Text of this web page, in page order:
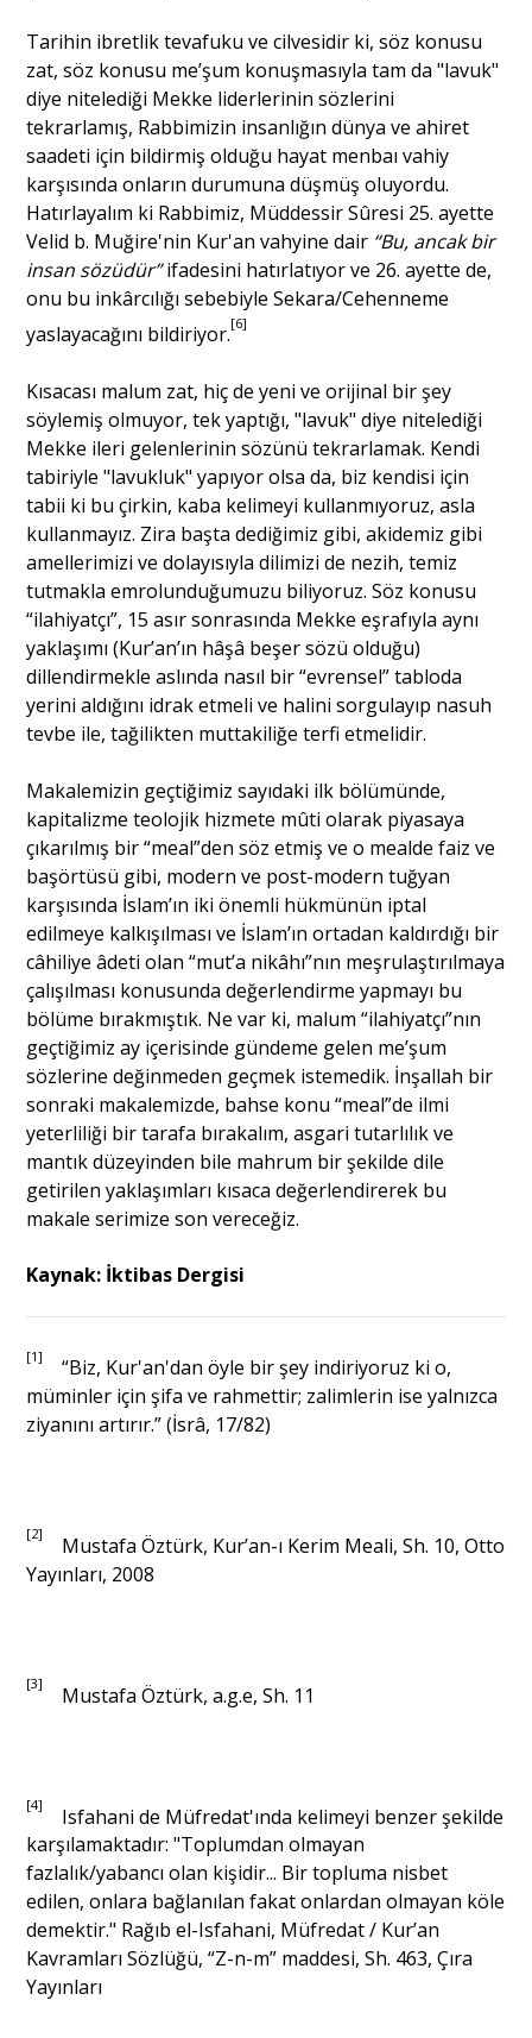
Tarihin ibretlik tevafuku ve cilvesidir ki, söz konusu
zat, söz konusu me’şum konuşmasıyla tam da "lavuk"
diye nitelediği Mekke liderlerinin sözlerini
tekrarlamış, Rabbimizin insanlığın dünya ve ahiret
saadeti için bildirmiş olduğu hayat menbaı vahiy
karşısında onların durumuna düşmüş oluyordu.
Hatırlayalım ki Rabbimiz, Müddessir Sûresi 25. ayette
Velid b. Muğire'nin Kur'an vahyine dair “Bu, ancak bir
insan sözüdür”ifadesini hatırlatıyor ve 26. ayette de,
onu bu inkârcılığı sebebiyle Sekara/Cehenneme
yaslayacağını bildiriyor.[6]
Kısacası malum zat, hiç de yeni ve orijinal bir şey
söylemiş olmuyor, tek yaptığı, "lavuk" diye nitelediği
Mekke ileri gelenlerinin sözünü tekrarlamak. Kendi
tabiriyle "lavukluk" yapıyor olsa da, biz kendisi için
tabii ki bu çirkin, kaba kelimeyi kullanmıyoruz, asla
kullanmayız. Zira başta dediğimiz gibi, akidemiz gibi
amellerimizi ve dolayısıyla dilimizi de nezih, temiz
tutmakla emrolunduğumuzu biliyoruz. Söz konusu
“ilahiyatçı”, 15 asır sonrasında Mekke eşrafıyla aynı
yaklaşımı (Kur’an’ın hâşâ beşer sözü olduğu)
dillendirmekle aslında nasıl bir “evrensel” tabloda
yerini aldığını idrak etmeli ve halini sorgulayıp nasuh
tevbe ile, tağilikten muttakiliğe terfi etmelidir.
Makalemizin geçtiğimiz sayıdaki ilk bölümünde,
kapitalizme teolojik hizmete mûti olarak piyasaya
çıkarılmış bir “meal”den söz etmiş ve o mealde faiz ve
başörtüsü gibi, modern ve post-modern tuğyan
karşısında İslam’ın iki önemli hükmünün iptal
edilmeye kalkışılması ve İslam’ın ortadan kaldırdığı bir
câhiliye âdeti olan “mut’a nikâhı”nın meşrulaştırılmaya
çalışılması konusunda değerlendirme yapmayı bu
bölüme bırakmıştık. Ne var ki, malum “ilahiyatçı”nın
geçtiğimiz ay içerisinde gündeme gelen me’şum
sözlerine değinmeden geçmek istemedik. İnşallah bir
sonraki makalemizde, bahse konu “meal”de ilmi
yeterliliği bir tarafa bırakalım, asgari tutarlılık ve
mantık düzeyinden bile mahrum bir şekilde dile
getirilen yaklaşımları kısaca değerlendirerek bu
makale serimize son vereceğiz.
Kaynak: İktibas Dergisi
[1]
“Biz, Kur'an'dan öyle bir şey indiriyoruz ki o,
müminler için şifa ve rahmettir; zalimlerin ise yalnızca
ziyanını artırır.” (İsrâ, 17/82)
[2]
Mustafa Öztürk, Kur’an-ı Kerim Meali, Sh. 10, Otto
Yayınları, 2008
[3] Mustafa Öztürk, a.g.e, Sh. 11
[4]
Isfahani de Müfredat'ında kelimeyi benzer şekilde
karşılamaktadır: "Toplumdan olmayan
fazlalık/yabancı olan kişidir... Bir topluma nisbet
edilen, onlara bağlanılan fakat onlardan olmayan köle
demektir." Rağıb el-Isfahani, Müfredat / Kur’an
Kavramları Sözlüğü, “Z-n-m” maddesi, Sh. 463, Çıra
Yayınları